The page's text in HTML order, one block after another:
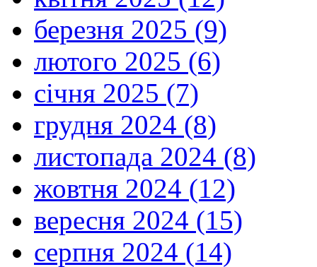
березня 2025 (9)
лютого 2025 (6)
січня 2025 (7)
грудня 2024 (8)
листопада 2024 (8)
жовтня 2024 (12)
вересня 2024 (15)
серпня 2024 (14)